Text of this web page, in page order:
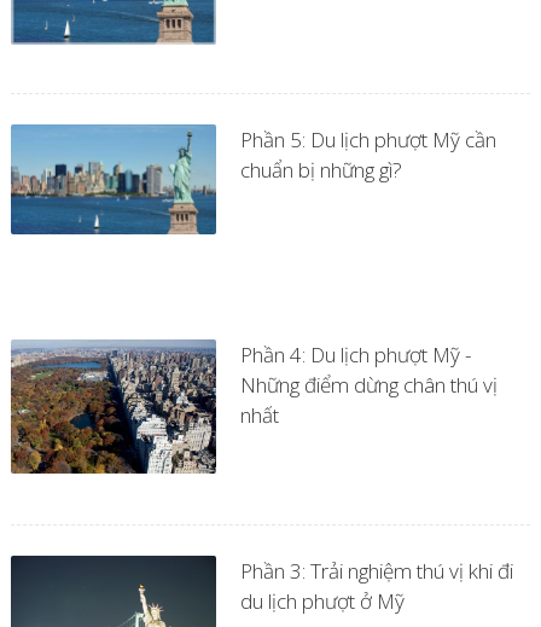
Phần 5: Du lịch phượt Mỹ cần
chuẩn bị những gì?
Phần 4: Du lịch phượt Mỹ -
Những điểm dừng chân thú vị
nhất
Phần 3: Trải nghiệm thú vị khi đi
du lịch phượt ở Mỹ